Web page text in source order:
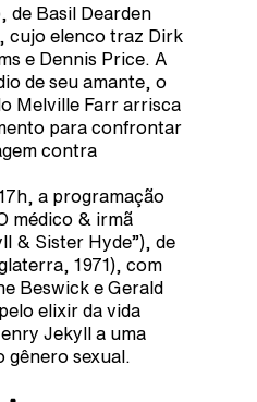
de Basil Dearden
cujo elenco traz Dirk
e Dennis Price. A
de seu amante, o
Melville Farr arrisca
para confrontar
contra
a programação
médico & irmã
& Sister Hyde”), de
1971), com
Beswick e Gerald
elixir da vida
Jekyll a uma
sexual.